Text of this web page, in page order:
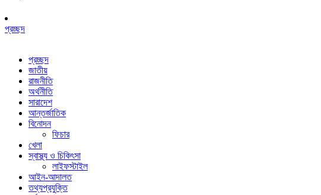
প্রচ্ছদ
প্রচ্ছদ
জাতীয়
রাজনীতি
অর্থনীতি
সারাদেশ
আন্তর্জাতিক
বিনোদন
ফিচার
খেলা
স্বাস্থ্য ও চিকিৎসা
লাইফস্টাইল
আইন-আদালত
তথ্যপ্রযুক্তি